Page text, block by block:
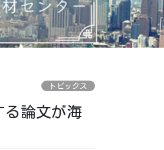
トピックス
る論文が海